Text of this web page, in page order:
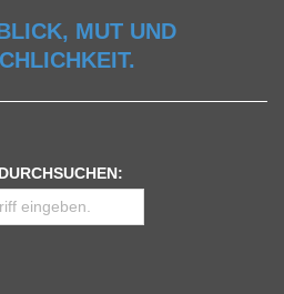
MUT UND